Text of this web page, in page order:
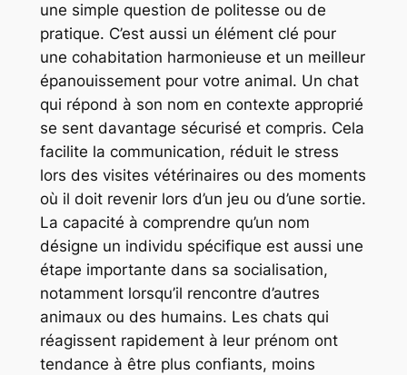
une simple question de politesse ou de
pratique. C’est aussi un élément clé pour
une cohabitation harmonieuse et un meilleur
épanouissement pour votre animal. Un chat
qui répond à son nom en contexte approprié
se sent davantage sécurisé et compris. Cela
facilite la communication, réduit le stress
lors des visites vétérinaires ou des moments
où il doit revenir lors d’un jeu ou d’une sortie.
La capacité à comprendre qu’un nom
désigne un individu spécifique est aussi une
étape importante dans sa socialisation,
notamment lorsqu’il rencontre d’autres
animaux ou des humains. Les chats qui
réagissent rapidement à leur prénom ont
tendance à être plus confiants, moins